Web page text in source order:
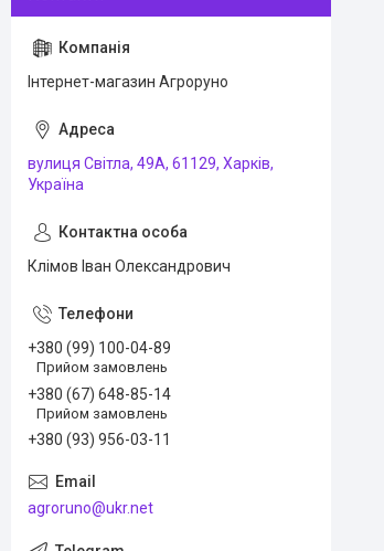
Інтернет-магазин Агроруно
вулиця Світла, 49А, 61129, Харків,
Україна
Клімов Іван Олександрович
+380 (99) 100-04-89
Прийом замовлень
+380 (67) 648-85-14
Прийом замовлень
+380 (93) 956-03-11
agroruno@ukr.net